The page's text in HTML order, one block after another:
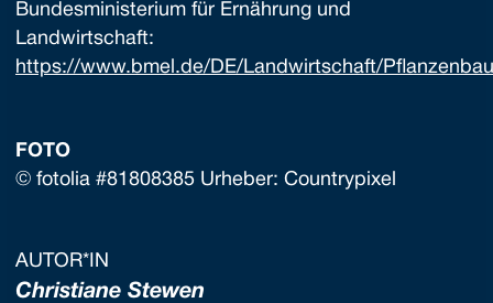
Bundesministerium für Ernährung und
Landwirtschaft:
https://www.bmel.de/DE/Landwirtschaft/
FOTO
© fotolia #81808385 Urheber: Countrypixel
AUTOR*IN
Christiane Stewen